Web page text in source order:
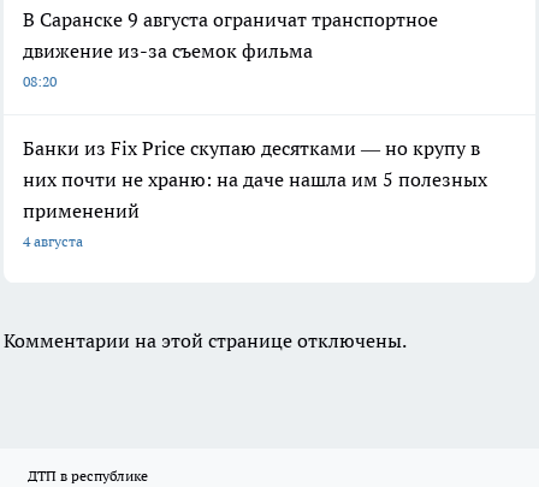
В Саранске 9 августа ограничат транспортное
движение из-за съемок фильма
08:20
Банки из Fix Price скупаю десятками — но крупу в
них почти не храню: на даче нашла им 5 полезных
применений
4 августа
Комментарии на этой странице отключены.
ДТП в республике